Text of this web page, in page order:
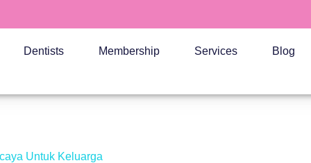
Dentists Membership Services Blog
Untuk Keluarga